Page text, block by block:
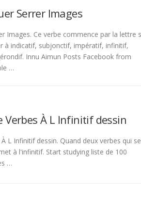
Serrer Images
Images. Ce verbe commence par la lettre
à indicatif, subjonctif, impératif, infinitif,
Innu Aimun Posts Facebook from
…
Verbes À L Infinitif dessin
L Infinitif dessin. Quand deux verbes qui se
à l'infinitif. Start studying liste de 100
…